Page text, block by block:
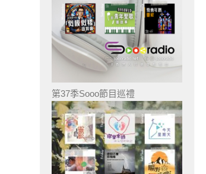
第37季Sooo節目巡禮